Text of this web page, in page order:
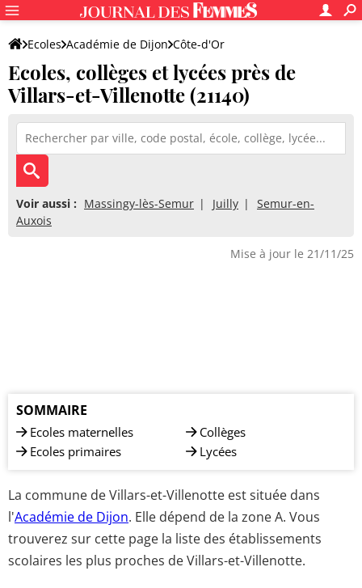
Ecoles Académie de Dijon Côte-d'Or
Ecoles, collèges et lycées près de
Villars-et-Villenotte (21140)
Voir aussi : Massingy-lès-Semur Juilly
Semur-en-
Auxois
Mise à jour le 21/11/25
SOMMAIRE
Ecoles maternelles
Ecoles primaires
Collèges
Lycées
La commune de Villars-et-Villenotte est située dans
l'Académie de Dijon. Elle dépend de la zone A. Vous
trouverez sur cette page la liste des établissements
scolaires les plus proches de Villars-et-Villenotte.